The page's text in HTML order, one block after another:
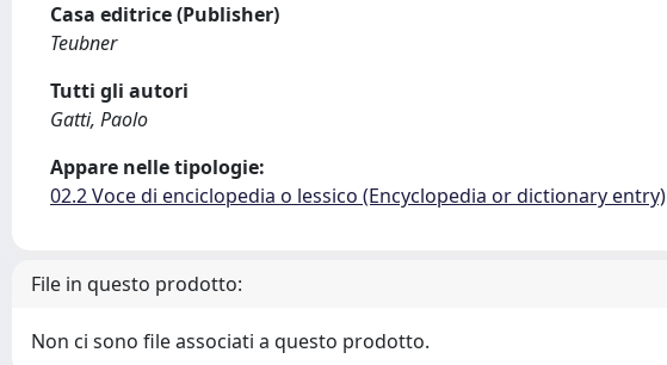
Casa editrice (Publisher)
Teubner
Tutti gli autori
Gatti, Paolo
Appare nelle tipologie:
02.2 Voce di enciclopedia o lessico (Encyclopedia or dictionary entry)
File in questo prodotto:
Non ci sono file associati a questo prodotto.